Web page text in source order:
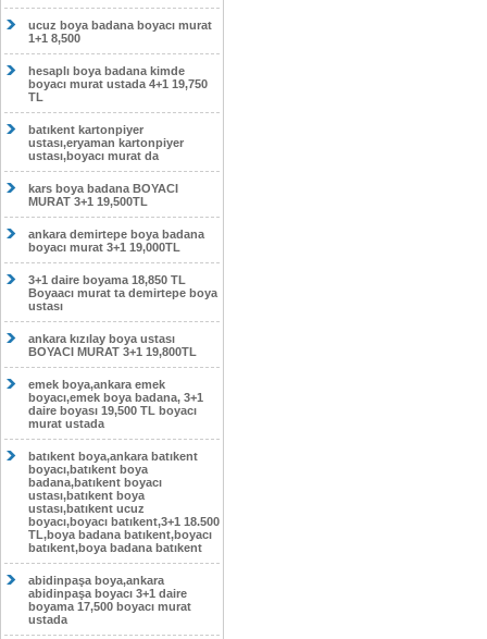
ucuz boya badana boyacı murat
1+1 8,500
hesaplı boya badana kimde
boyacı murat ustada 4+1 19,750
TL
batıkent kartonpiyer
ustası,eryaman kartonpiyer
ustası,boyacı murat da
kars boya badana BOYACI
MURAT 3+1 19,500TL
ankara demirtepe boya badana
boyacı murat 3+1 19,000TL
3+1 daire boyama 18,850 TL
Boyaacı murat ta demirtepe boya
ustası
ankara kızılay boya ustası
BOYACI MURAT 3+1 19,800TL
emek boya,ankara emek
boyacı,emek boya badana, 3+1
daire boyası 19,500 TL boyacı
murat ustada
batıkent boya,ankara batıkent
boyacı,batıkent boya
badana,batıkent boyacı
ustası,batıkent boya
ustası,batıkent ucuz
boyacı,boyacı batıkent,3+1 18.500
TL,boya badana batıkent,boyacı
batıkent,boya badana batıkent
abidinpaşa boya,ankara
abidinpaşa boyacı 3+1 daire
boyama 17,500 boyacı murat
ustada